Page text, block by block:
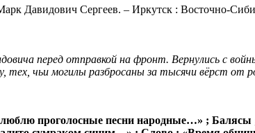
Давидович Сергеев. – Иркутск : Восточно-
перед отправкой на фронт. Вернулись с
тех, чьи могилы разбросаны за тысячи вёрст от
проголосные песни народные…» ;